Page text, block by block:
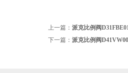
上一篇： 派克比例阀
下一篇： 派克比例阀